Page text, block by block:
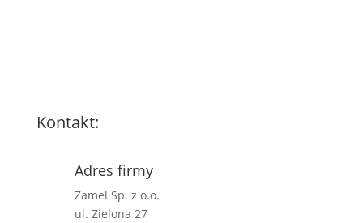
Kontakt:
Adres firmy
Zamel Sp. z o.o.
ul. Zielona 27